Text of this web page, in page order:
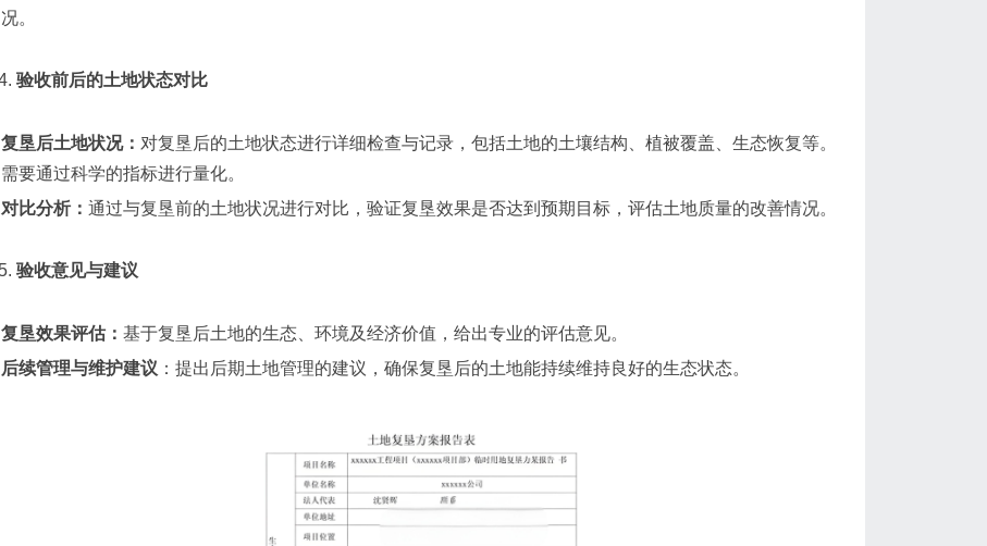
况。
验收前后的土地状态对比
复垦后土地状况： 对复垦后的土地状态进行详细检查与记录，包括土地的土壤结构、植被覆盖、生态恢复等。
需要通过科学的指标进行量化。
对比分析： 通过与复垦前的土地状况进行对比，验证复垦效果是否达到预期目标，评估土地质量的改善情况。
验收意见与建议
复垦效果评估： 基于复垦后土地的生态、环境及经济价值，给出专业的评估意见。
后续管理与维护建议 ：提出后期土地管理的建议，确保复垦后的土地能持续维持良好的生态状态。